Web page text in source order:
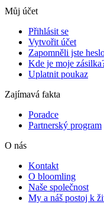
Můj účet
Přihlásit se
Vytvořit účet
Zapomněli jste
Kde je moje
Uplatnit poukaz
Zajímavá fakta
Poradce
Partnerský program
O nás
Kontakt
O bloomling
Naše společnost
My a náš postoj k